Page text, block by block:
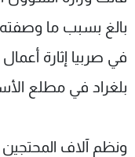
بالغ بسبب ما
في صربيا إثارة
بلغراد في مطلع
ونظم آلاف
شاهد البرامج
الترددات
عن MTV